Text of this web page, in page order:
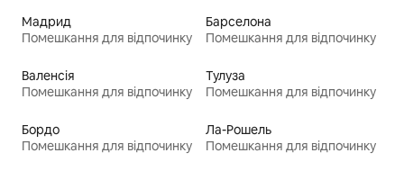
Мадрид
Помешкання для відпочинку
Барселона
Помешкання для відпочинку
Валенсія
Помешкання для відпочинку
Тулуза
Помешкання для відпочинку
Бордо
Помешкання для відпочинку
Ла-Рошель
Помешкання для відпочинку